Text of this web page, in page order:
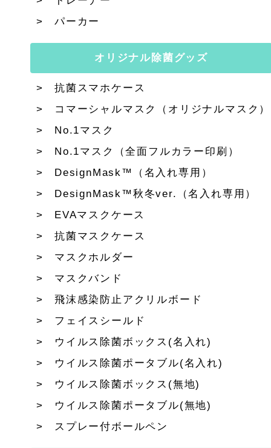
パーカー
オリジナル除菌グッズ
抗菌スマホケース
コマーシャルマスク（オリジナルマスク）
No.1マスク
No.1マスク（全面フルカラー印刷）
DesignMask™（名入れ専用）
DesignMask™秋冬ver.（名入れ専用）
EVAマスクケース
抗菌マスクケース
マスクホルダー
マスクバンド
飛沫感染防止アクリルボード
フェイスシールド
ウイルス除菌ボックス(名入れ)
ウイルス除菌ポータブル(名入れ)
ウイルス除菌ボックス(無地)
ウイルス除菌ポータブル(無地)
スプレー付ボールペン